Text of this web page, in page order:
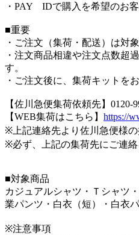
・PAY IDで購入を希望のお
■重要
・ご注文（集荷・配送）は対
・注文商品相違や注文点数超
す。
・ご注文後に、集荷キットを
【佐川急便集荷依頼先】0120-
【WEB集荷はこちら】 https://
※上記連絡先より佐川急便様
※必ず、上記の集荷先にご連
■対象商品
カジュアルシャツ・Ｔシャツ
業パンツ・白衣（短）・白衣
※注意事項